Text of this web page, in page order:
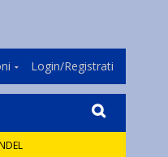
Login/Registrati